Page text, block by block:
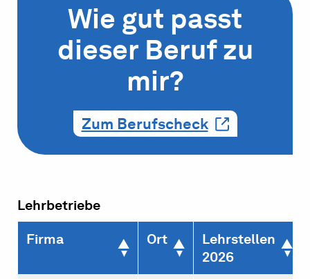
Wie gut passt
dieser Beruf zu
mir?
Zum Berufscheck
Lehrbetriebe
Firma Ort
Lehrstellen
2026